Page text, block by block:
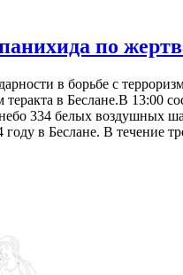
по
в борьбе с
теракта в Беслане.В 13:00
334 белых воздушных
в Беслане. В течение